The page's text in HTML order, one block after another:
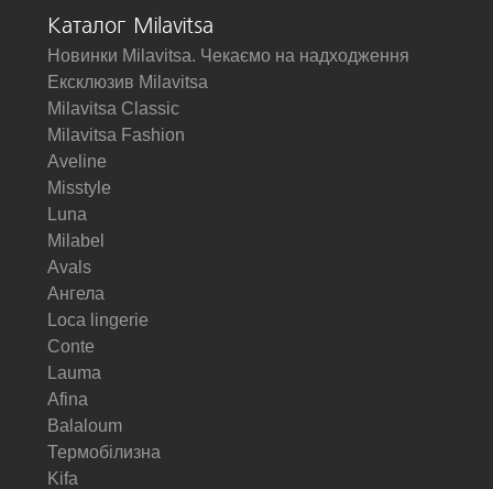
Каталог Milavitsa
Новинки Milavitsa. Чекаємо на надходження
Ексклюзив Milavitsa
Milavitsa Classic
Milavitsa Fashion
Aveline
Misstyle
Luna
Milabel
Avals
Ангела
Loca lingerie
Conte
Lauma
Afina
Balaloum
Термобілизна
Kifa